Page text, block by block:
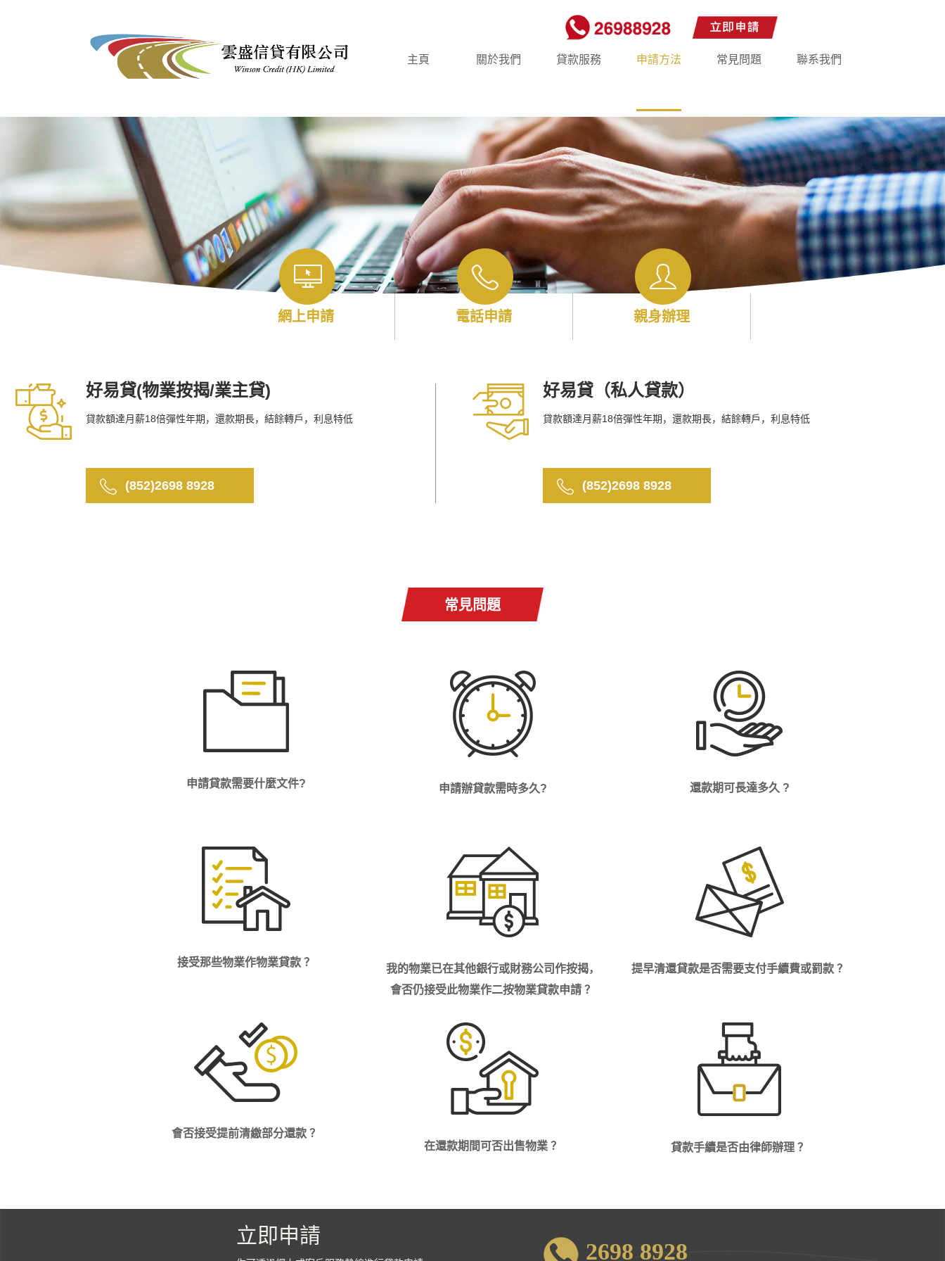
主頁 關於我們 貸款服務 申請方法 常見問題 聯系我們
網上申請 電話申請 親身辦理
好易貸(物業按揭/業主貸)
貸款額達月薪18倍彈性年期，還款期長，結餘轉戶，利息特低
(852)2698 8928
好易貸（私人貸款）
貸款額達月薪18倍彈性年期，還款期長，結餘轉戶，利息特低
(852)2698 8928
常見問題
申請貸款需要什麼文件? 申請辦貸款需時多久? 還款期可長達多久 ?
接受那些物業作物業貸款 ？
我的物業已在其他銀行或財務公司作按揭，
會否仍接受此物業作二按物業貸款申請 ？
提早清還貸款是否需要支付手續費或罰款 ？
會否接受提前清繳部分還款 ？
在還款期間可否出售物業 ？
貸款手續是否由律師辦理 ？
立即申請
2698 8928